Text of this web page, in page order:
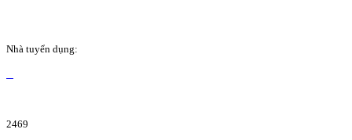
Nhà tuyển dụng:
2469